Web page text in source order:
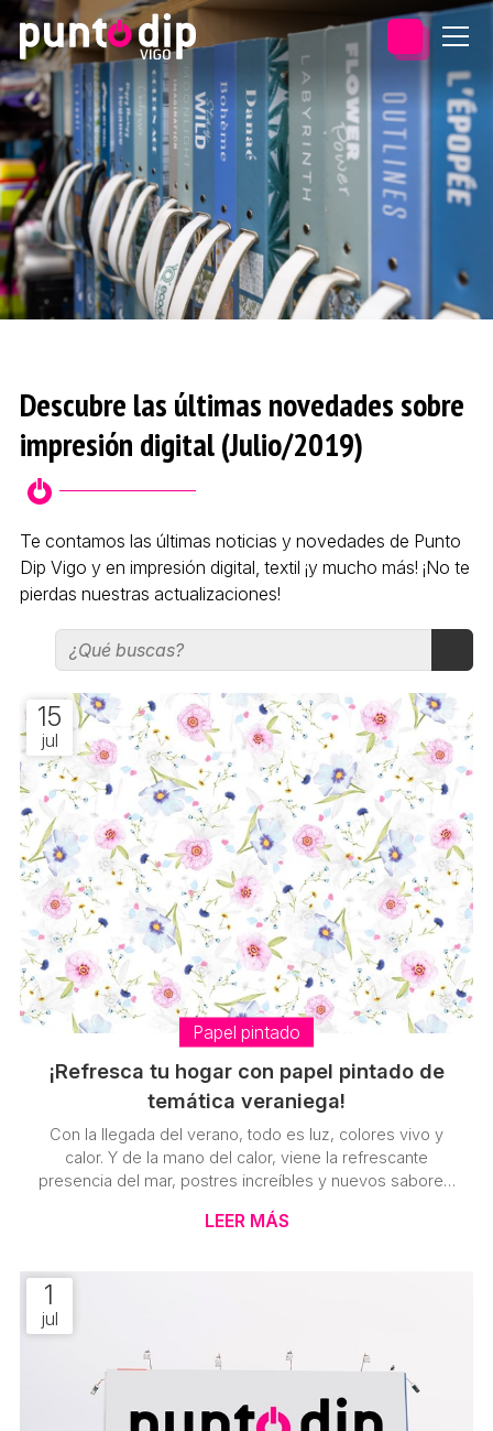
Descubre las últimas novedades sobre
impresión digital (Julio/2019)
Te contamos las últimas noticias y novedades de Punto
Dip Vigo y en impresión digital, textil ¡y mucho más! ¡No te
pierdas nuestras actualizaciones!
15
jul
¡Refresca tu hogar con papel pintado de
temática veraniega!
Papel pintado
Con la llegada del verano, todo es luz, colores vivo y
calor. Y de la mano del calor, viene la refrescante
presencia del mar, postres increíbles y nuevos sabores.
impregnarnos de estas sensaciones y que así nos
de garantizar que esto sea así que plasmar el verano
especialistas en nuevas tendencias y en diseños de
LEER MÁS
1
jul